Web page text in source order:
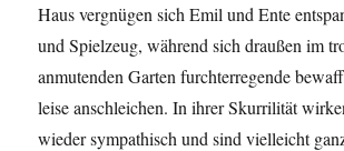
Haus vergnügen sich Emil und Ente
und Spielzeug, während sich draußen im
anmutenden Garten furchterregende
leise anschleichen. In ihrer Skurrilität
wieder sympathisch und sind vielleicht